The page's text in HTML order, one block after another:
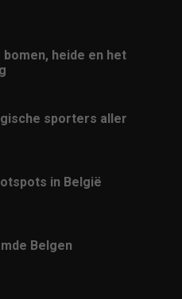
heide en het
sporters aller
in België
Belgen